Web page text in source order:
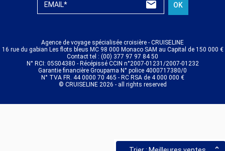
EMAIL* OK
Agence de voyage spécialisée croisière - CRUISELINE
16 rue du gabian Les flots bleus MC 98 000 Monaco SAM au Capital de 150 000 €
Contact tel : (00) 377 97 97 84 50
N° RCI: 05S04380 - Récépissé CCIN n°2007-01231/2007-01232
Garantie financière Groupama N° police 4000717380/0
N° TVA FR. 44 0000 70 465 - RC RSA de 4 000 000 €
© CRUISELINE 2026 - all rights reserved